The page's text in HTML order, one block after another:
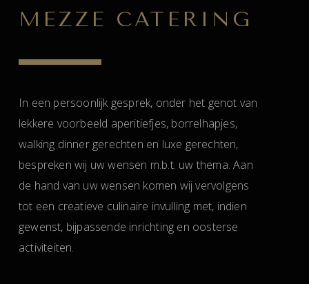
MEZZE CATERING
In een persoonlijk gesprek, onder het genot van
lekkere voorbeeld aperitiefjes, borrelhapjes,
walking dinner gerechten en luxe gerechten,
bespreken wij uw wensen m.b.t. uw thema. Aan
de hand van uw wensen komen wij vervolgens
tot een creatieve culinaire invulling met, indien
gewenst, bijpassende inrichting en oosterse
activiteiten.